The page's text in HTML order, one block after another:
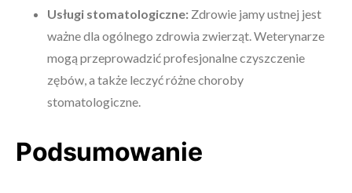
Usługi stomatologiczne: Zdrowie jamy ustnej jest
ważne dla ogólnego zdrowia zwierząt. Weterynarze
mogą przeprowadzić profesjonalne czyszczenie
zębów, a także leczyć różne choroby
stomatologiczne.
Podsumowanie